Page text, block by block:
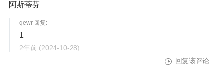
阿斯蒂芬
qewr 回复:
1
2年前 (2024-10-28)
回复该评论